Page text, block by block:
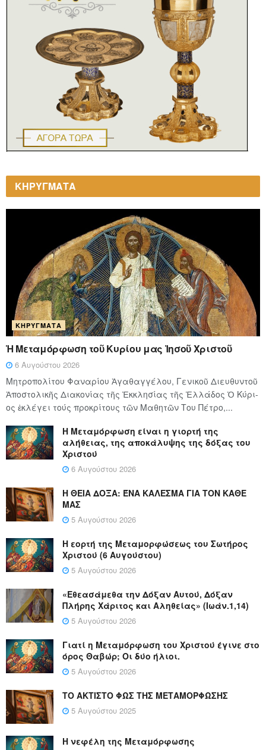
ΚΗΡΥΓΜΑΤΑ
ΚΗΡΎΓΜΑΤΑ
Ἡ Μεταμόρφωση τοῦ Κυρίου μας Ἰησοῦ Χριστοῦ
6 Αυγούστου 2026
Μητροπολίτου Φαναρίου Ἀγαθαγγέλου, Γενικοῦ Διευθυντοῦ
Ἀποστολικῆς Διακονίας τῆς Ἐκκλησίας τῆς Ἑλλάδος Ὁ Κύ­ρι­
ος ἐκλέγει τούς προ­κρί­τους τῶν Μα­θη­τῶν Του Πέ­τρο,...
Η Μεταμόρφωση είναι η γιορτή της
αλήθειας, της αποκάλυψης της δόξας του
Χριστού
6 Αυγούστου 2026
Η ΘΕΙΑ ΔΟΞΑ: ΈΝΑ ΚΑΛΕΣΜΑ ΓΙΑ ΤΟΝ ΚΑΘΕ
ΜΑΣ
5 Αυγούστου 2026
Η εορτή της Μεταμορφώσεως του Σωτήρος
Χριστού (6 Αυγούστου)
5 Αυγούστου 2026
«Εθεασάμεθα την Δόξαν Αυτού, Δόξαν
Πλήρης Χάριτος και Αληθείας» (Ιωάν.1,14)
5 Αυγούστου 2026
Γιατί η Μεταμόρφωση του Χριστού έγινε στο
όρος Θαβώρ; Οι δύο ήλιοι.
5 Αυγούστου 2026
ΤΟ ΑΚΤΙΣΤΟ ΦΩΣ ΤΗΣ ΜΕΤΑΜΟΡΦΩΣΗΣ
5 Αυγούστου 2025
Η νεφέλη της Μεταμόρφωσης